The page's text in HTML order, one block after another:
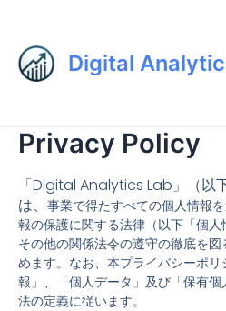
Digital
Privacy Policy
「Digital Analytics Lab」（以
は、 事業で得たすべての個人情報
報の保護に関する法律（以下「個人
その他の関係法令の遵守の徹底を
めます。なお、本プライバシーポ
報」、「個人データ」及び「保有
法の定義に従います。